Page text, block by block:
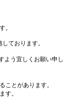
。
ております。
よう宜しくお願い申し
ことがあります。
す。